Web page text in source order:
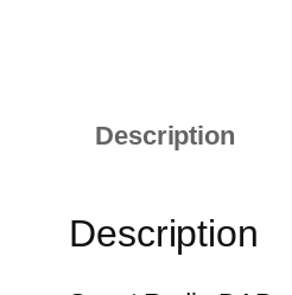
Description
Description